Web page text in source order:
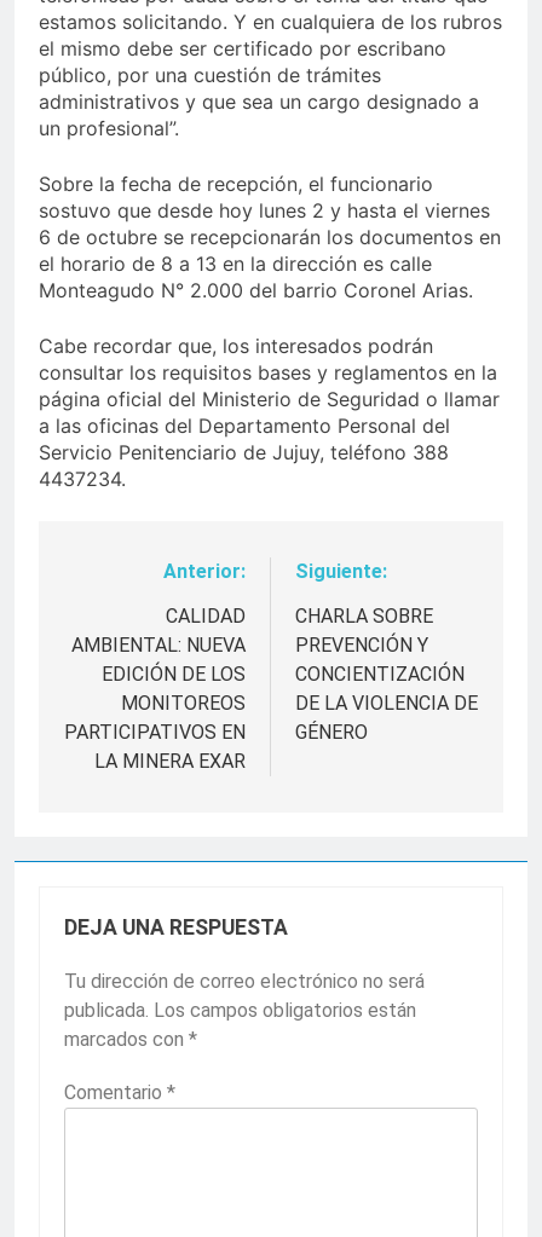
estamos solicitando. Y en cualquiera de los rubros
el mismo debe ser certificado por escribano
público, por una cuestión de trámites
administrativos y que sea un cargo designado a
un profesional”.
Sobre la fecha de recepción, el funcionario
sostuvo que desde hoy lunes 2 y hasta el viernes
6 de octubre se recepcionarán los documentos en
el horario de 8 a 13 en la dirección es calle
Monteagudo N° 2.000 del barrio Coronel Arias.
Cabe recordar que, los interesados podrán
consultar los requisitos bases y reglamentos en la
página oficial del Ministerio de Seguridad o llamar
a las oficinas del Departamento Personal del
Servicio Penitenciario de Jujuy, teléfono 388
4437234.
Navegación
entradas
Anterior:
CALIDAD
AMBIENTAL: NUEVA
EDICIÓN DE LOS
MONITOREOS
PARTICIPATIVOS EN
LA MINERA EXAR
Siguiente:
CHARLA SOBRE
PREVENCIÓN Y
CONCIENTIZACIÓN
DE LA VIOLENCIA DE
GÉNERO
DEJA UNA RESPUESTA
Tu dirección de correo electrónico no será
publicada. Los campos obligatorios están
marcados con *
Comentario *